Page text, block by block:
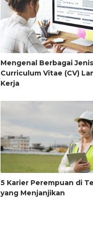
Mengenal Berbagai Jenis
Curriculum Vitae (CV)
Kerja
5 Karier Perempuan di
yang Menjanjikan